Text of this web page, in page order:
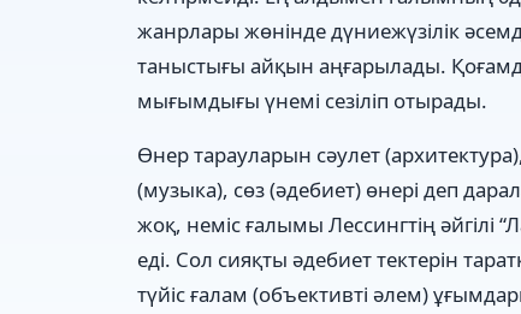
жанрлары жөнінде дүниежүзілік
таныстығы айқын аңғарылады.
мығымдығы үнемі сезіліп отырады.
Өнер тарауларын сәулет
(музыка), сөз (әдебиет) өнері деп
жоқ, неміс ғалымы Лессингтің әйгілі
еді. Сол сияқты әдебиет тектерін
түйіс ғалам (объективті әлем)